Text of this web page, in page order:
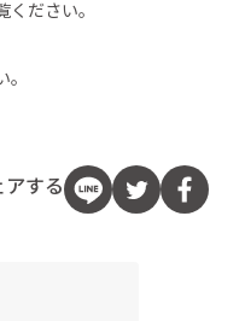
ださい。
アする